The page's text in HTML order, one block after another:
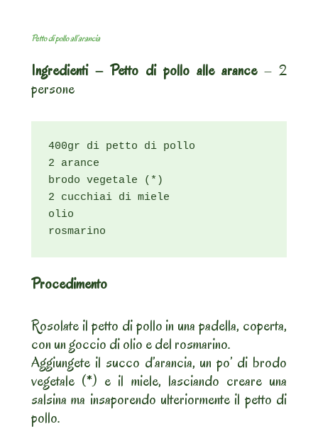
Petto di pollo all’arancia
Ingredienti – Petto di pollo alle arance– 2
persone
400gr di petto di pollo
2 arance
brodo vegetale (*)
2 cucchiai di miele
olio
rosmarino
Procedimento
Rosolate il petto di pollo in una padella, coperta,
con un goccio di olio e del rosmarino.
Aggiungete il succo d’arancia, un po’ di brodo
vegetale (*) e il miele, lasciando creare una
salsina ma insaporendo ulteriormente il petto di
pollo.